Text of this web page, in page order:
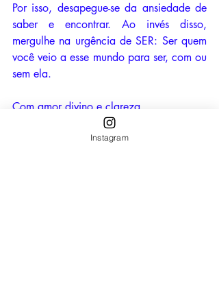
Por isso, desapegue-se da ansiedade de
saber e encontrar. Ao invés disso,
mergulhe na urgência de SER: Ser quem
você veio a esse mundo para ser, com ou
sem ela.
Com amor divino e clareza,
Paula Carolina e minha chama gêmea
Instagram